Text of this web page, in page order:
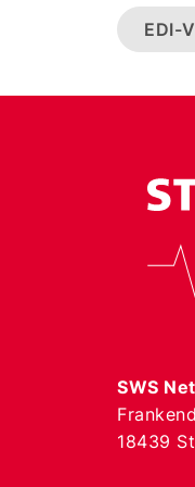
EDI-
SWS
18439